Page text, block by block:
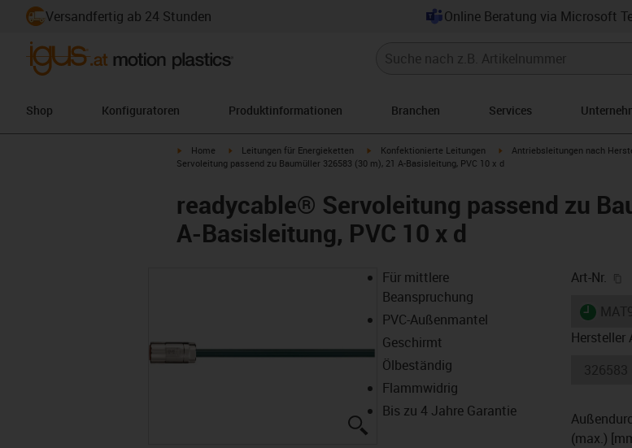
Versandfertig ab 24 Stunden Online Beratung via Microsoft
Shop Konfiguratoren Produktinformationen Branchen Services
igus-icon-arrow-right
Home igus-icon-arrow-right
Leitungen für Energieketten igus-icon-arrow-right
Konfektionierte Leitungen igus-icon-arrow-right
Antriebsleitungen nach
Servoleitung passend zu Baumüller 326583 (30 m), 21 A-Basisleitung, PVC 10 x d
readycable® Servoleitung passend zu
A-Basisleitung, PVC 10 x d
Für mittlere
Beanspruchung
PVC-Außenmantel
Geschirmt
Ölbeständig
Flammwidrig
Bis zu 4 Jahre Garantie
Art-Nr.
igus-
Hersteller
(max.)